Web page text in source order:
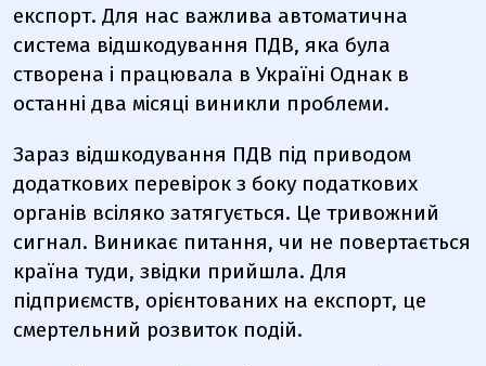
експорт. Для нас важлива автоматична
система відшкодування ПДВ, яка була
створена і працювала в Україні Однак в
останні два місяці виникли проблеми.
Зараз відшкодування ПДВ під приводом
додаткових перевірок з боку податкових
органів всіляко затягується. Це тривожний
сигнал. Виникає питання, чи не повертається
країна туди, звідки прийшла. Для
підприємств, орієнтованих на експорт, це
смертельний розвиток подій.